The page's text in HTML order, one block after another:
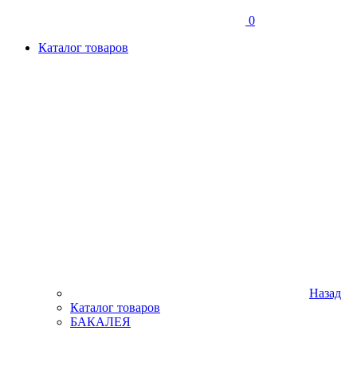
0
Каталог товаров
Назад
Каталог товаров
БАКАЛЕЯ